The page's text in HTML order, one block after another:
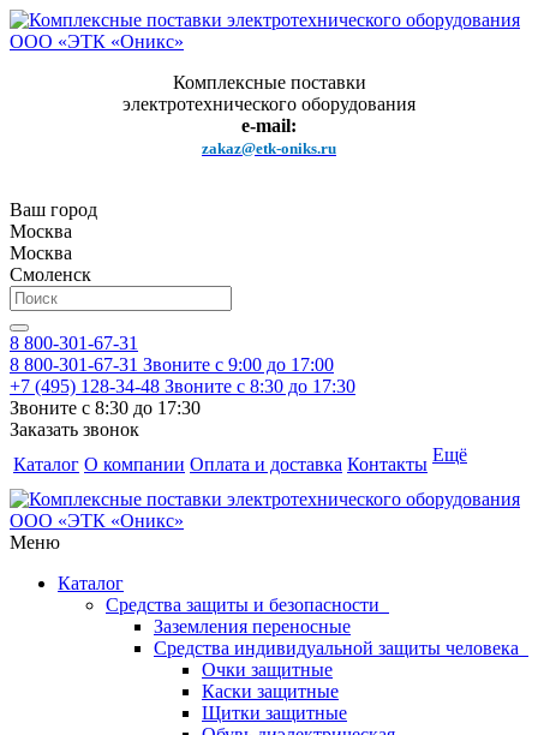
Комплексные поставки
электротехнического оборудования
e-mail:
zakaz@etk-oniks.ru
Ваш город
Москва
Москва
Смоленск
8 800-301-67-31
8 800-301-67-31 Звоните с 9:00 до 17:00
+7 (495) 128-34-48 Звоните с 8:30 до 17:30
Звоните с 8:30 до 17:30
Заказать звонок
Каталог О компании Оплата и доставка Контакты Ещё
Меню
Каталог
Средства защиты и безопасности
Заземления переносные
Средства индивидуальной защиты человека
Очки защитные
Каски защитные
Щитки защитные